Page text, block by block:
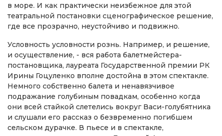
в море. И как практически неизбежное для этой
театральной постановки сценографическое решение,
где все прозрачно, неустойчиво и подвижно.
Условность условности рознь. Например, и решение,
и осуществление, - вся работа балетмейстера-
постановщика, лауреата Государственной премии РК
Ирины Гоцуленко вполне достойна в этом спектакле.
Немного собственно балета и ненавязчивое
подражание голубиным повадкам, особенно когда
они всей стайкой слетелись вокруг Васи-голубятника
и слушали его рассказ о безвременно погибшем
сельском дурачке. В пьесе и в спектакле,